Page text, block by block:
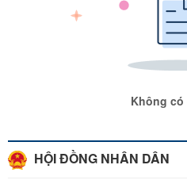
Không
HỘI ĐỒNG NHÂN DÂN